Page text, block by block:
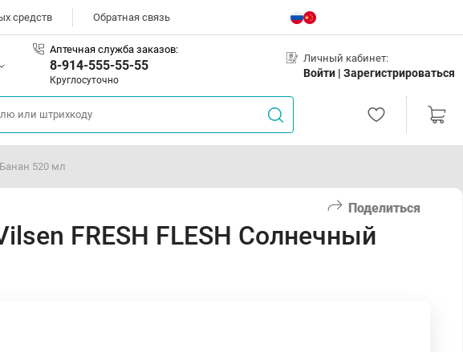
средств Обратная связь
Аптечная служба заказов:
8-914-555-55-55
Круглосуточно
Личный кабинет:
Войти | Зарегистрироваться
520 мл
Поделиться
FRESH FLESH Солнечный